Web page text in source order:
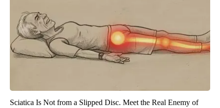
Sciatica Is Not from a Slipped Disc. Meet the Real Enemy of